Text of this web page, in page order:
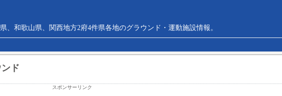
、和歌山県、関西地方2府4件県各地のグラウンド・運動施設情報。
ド
スポンサーリンク